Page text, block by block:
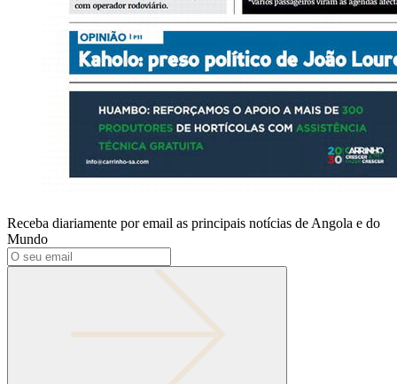
Receba diariamente por email as principais notícias de Angola e do
Mundo